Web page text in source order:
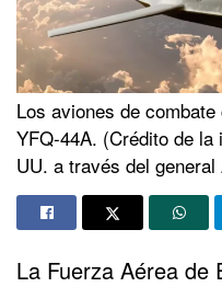
Los aviones de
YFQ-44A. (Crédito de la
UU. a través del general
La Fuerza Aérea de